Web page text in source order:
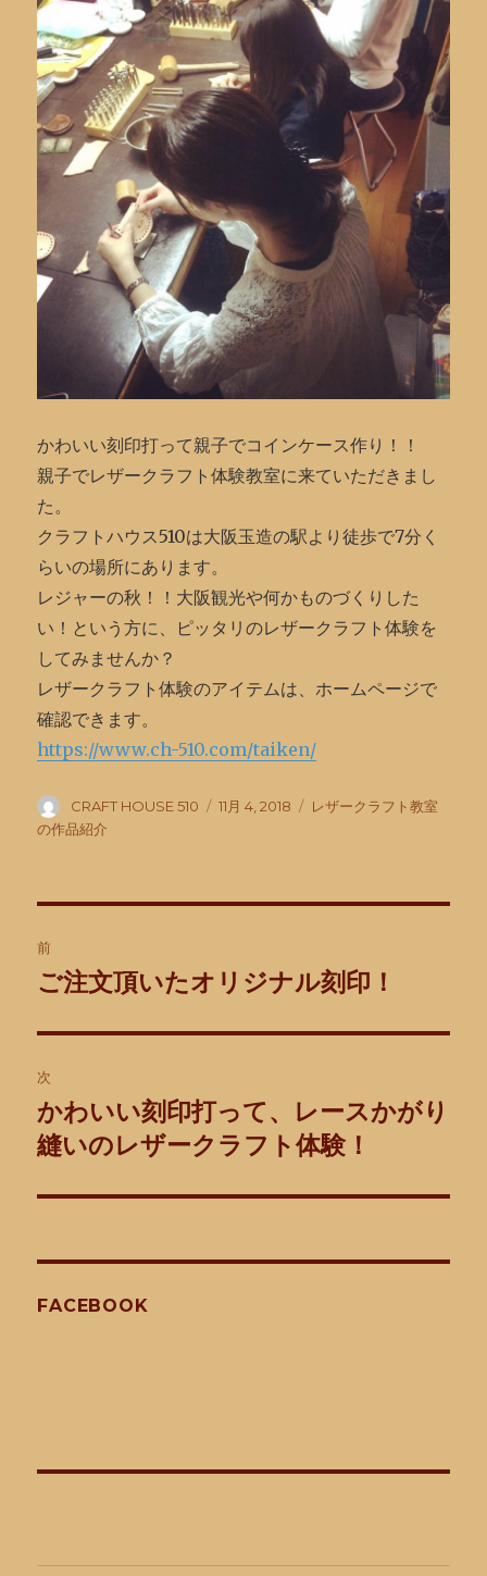
かわいい刻印打って親子でコインケース作り！！
親子でレザークラフト体験教室に来ていただきまし
た。
クラフトハウス510は大阪玉造の駅より徒歩で7分く
らいの場所にあります。
レジャーの秋！！大阪観光や何かものづくりした
い！という方に、ピッタリのレザークラフト体験を
してみませんか？
レザークラフト体験のアイテムは、ホームページで
確認できます。
https://www.ch-510.com/taiken/
投
稿
CRAFT HOUSE 510
投
11月 4, 2018
カ
レザークラフト教室
の作品紹介
稿
ビ
ゲ
ー
シ
ン
前
前
投
稿:
ご注文頂いたオリジナル刻印！
次
次
の
稿:
かわいい刻印打って、レースかがり
縫いのレザークラフト体験！
FACEBOOK